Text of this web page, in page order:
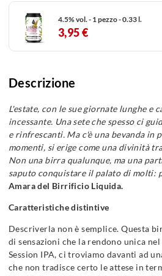
4.5% vol. - 1 pezzo - 0.33 l.
3,95 €
Descrizione
L'estate, con le sue giornate lunghe e
incessante. Una sete che spesso ci
e rinfrescanti. Ma c'è una bevanda in
momenti, si erige come una divinità
Non una birra qualunque, ma una
saputo conquistare il palato di molti:
Amara del Birrificio Liquida.
Caratteristiche distintive
Descriverla non è semplice. Questa
di sensazioni che la rendono unica
Session IPA, ci troviamo davanti ad
che non tradisce certo le attese in